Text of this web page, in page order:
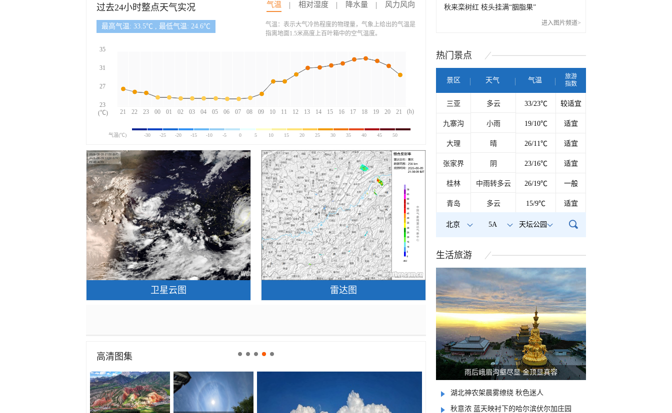
过去24小时整点天气实况 气温 相对湿度 降水量 风力风向
最高气温: 33.5℃ , 最低气温: 24.6℃
21 22 23 00 01 02 03 04 05 06 07 08 09 10 11 12 13 14 15 16 17 18 19 20 21
35
31
27
23
(h)
(℃)
气温：表示大气冷热程度的物理量，气象上给出的气温是
指离地面1.5米高度上百叶箱中的空气温度。
气温(℃) -30 -25 -20 -15 -10 -5 0 5 10 15 20 25 30 35 40 45 50
卫星云图 雷达图
高清图集
秋来栾树红 枝头挂满“胭脂果”
进入图片频道>
热门 景点
景区 天气 气温
旅游
指数
三亚 多云 33/23℃ 较适宜
九寨沟 小雨 19/10℃ 适宜
大理 晴 26/11℃ 适宜
张家界 阴 23/16℃ 适宜
桂林 中雨转多云 26/19℃ 一般
青岛 多云 15/9℃ 适宜
北京 5A 天坛公园
生活旅游
雨后峨眉沟壑尽显 金顶显真容
湖北神农架晨雾缭绕 秋色迷人
秋意浓 蓝天映衬下的哈尔滨伏尔加庄园